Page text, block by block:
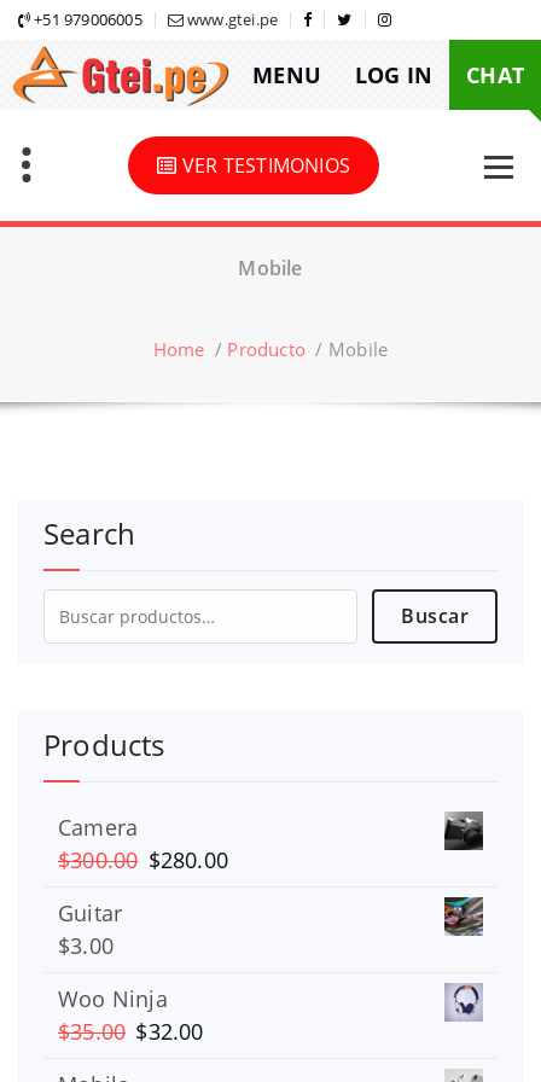
Skip
content
+51 979006005 www.gtei.pe
MENU LOG IN CHAT
VER TESTIMONIOS
Mobile
Home / Producto / Mobile
Search
Buscar
Buscar
Products
Camera
$300.00 El
$300.00.
$280.00
Guitar
$3.00
Woo Ninja
$35.00 El
$32.00